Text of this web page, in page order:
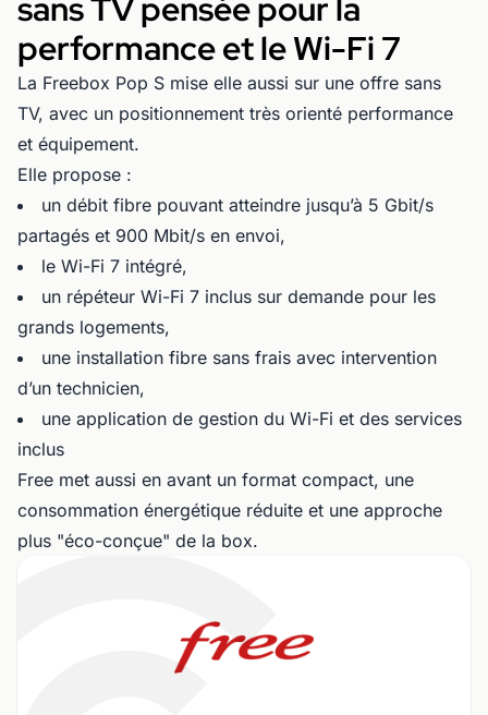
performance et le Wi-Fi 7
La Freebox Pop S mise elle aussi sur une offre sans
TV, avec un positionnement très orienté performance
et équipement.
Elle propose :
un débit fibre pouvant atteindre jusqu’à 5 Gbit/s
partagés et 900 Mbit/s en envoi,
le Wi-Fi 7 intégré,
un répéteur Wi-Fi 7 inclus sur demande pour les
grands logements,
une installation fibre sans frais avec intervention
d’un technicien,
une application de gestion du Wi-Fi et des services
inclus
Free met aussi en avant un format compact, une
consommation énergétique réduite et une approche
plus "éco-conçue" de la box.